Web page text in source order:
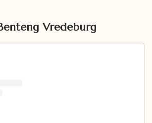
Vredeburg